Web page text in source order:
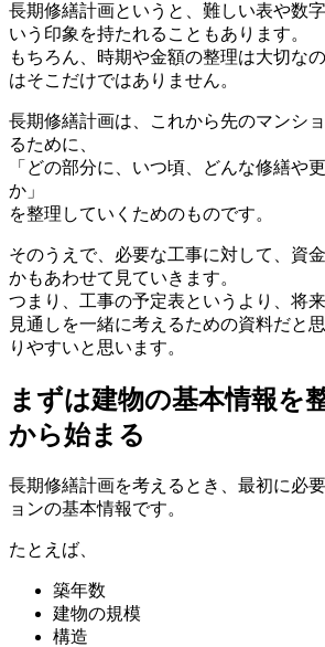
まずは建物の基本情報を整理する
長期修繕計画というと、難しい表や数
いう印象を持たれることもあります。
もちろん、時期や金額の整理は大切な
はそこだけではありません。
長期修繕計画は、これから先のマンシ
るために、
「どの部分に、いつ頃、どんな修繕や
か」
を整理していくためのものです。
そのうえで、必要な工事に対して、資
かもあわせて見ていきます。
つまり、工事の予定表というより、将
見通しを一緒に考えるための資料だと
りやすいと思います。
まずは建物の基本情報を
から始まる
長期修繕計画を考えるとき、最初に必
ョンの基本情報です。
たとえば、
築年数
建物の規模
構造